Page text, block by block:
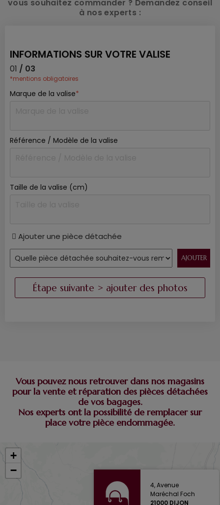
vous souhaitez commander ? Demandez conseil
à nos experts :
INFORMATIONS SUR VOTRE VALISE
01 / 03
*mentions obligatoires
Marque de la valise*
Référence / Modèle de la valise
Taille de la valise (cm)
Ajouter une pièce détachée
Vous pouvez nous retrouver dans nos magasins
pour la vente et réparation des pièces détachées
de vos bagages.
Nos experts ont la possibilité de remplacer sur
place votre pièce endommagée.
4, Avenue
Maréchal Foch
21000 DIJON
+
−